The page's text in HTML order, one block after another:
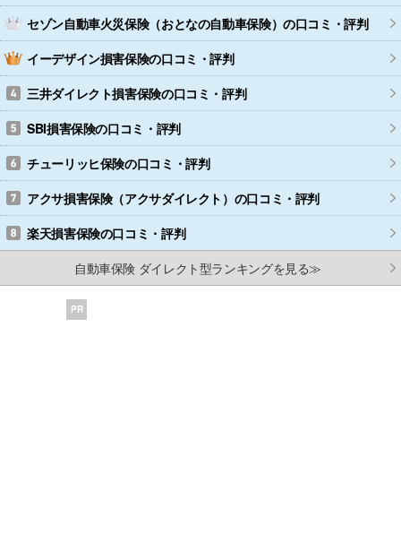
セゾン自動車火災保険（おとなの自動車保険）の口コミ・評判
イーデザイン損害保険の口コミ・評判
三井ダイレクト損害保険の口コミ・評判
SBI損害保険の口コミ・評判
チューリッヒ保険の口コミ・評判
アクサ損害保険（アクサダイレクト） の口コミ・評判
楽天損害保険の口コミ・評判
自動車保険 ダイレクト型ランキングを見る≫
PR